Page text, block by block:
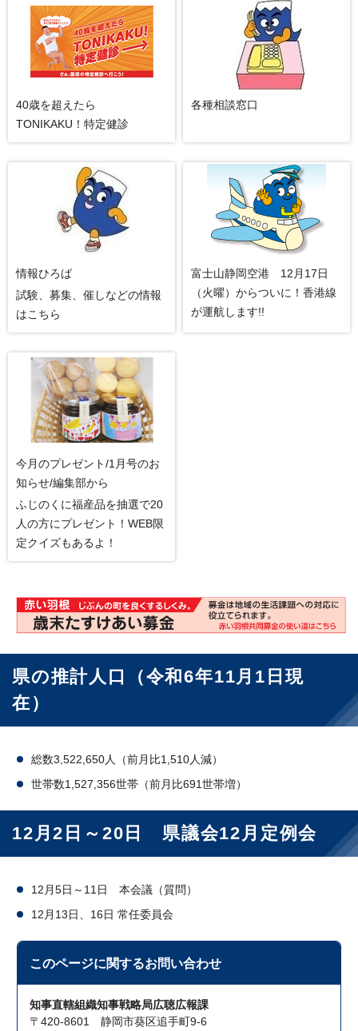
40歳を超えたら
TONIKAKU！特定健診
各種相談窓口
情報ひろば
試験、募集、催しなどの情報
はこちら
富士山静岡空港 12月17日
（火曜）からついに！香港線
が運航します!!
今月のプレゼント/1月号のお
知らせ/編集部から
ふじのくに福産品を抽選で20
人の方にプレゼント！WEB限
定クイズもあるよ！
県の推計人口（令和6年11月1日現
在）
総数3,522,650人（前月比1,510人減）
世帯数1,527,356世帯（前月比691世帯増）
12月2日～20日 県議会12月定例会
12月5日～11日 本会議（質問）
12月13日、16日 常任委員会
このページに関するお問い合わせ
知事直轄組織知事戦略局広聴広報課
〒420-8601 静岡市葵区追手町9-6